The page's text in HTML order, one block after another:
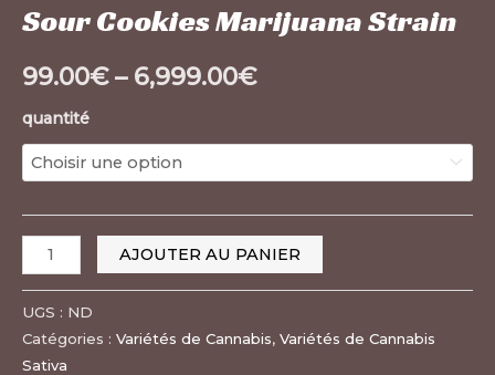
Sour Cookies Marijuana Strain
99.00€– 6,999.00€
quantité
AJOUTER AU PANIER
UGS : ND
Catégories : Variétés de Cannabis, Variétés de Cannabis
Sativa